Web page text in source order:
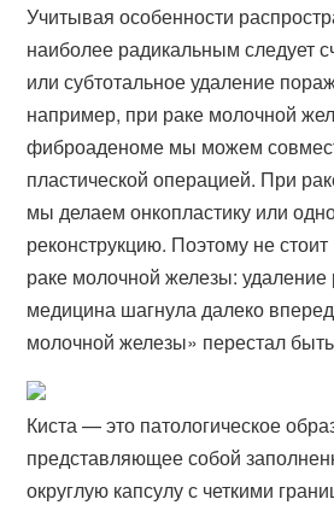
Учитывая особенности
наиболее радикальным следует
или субтотальное удаление
например, при раке молочной
фиброаденоме мы можем
пластической операцией. При
мы делаем онкопластику или
реконструкцию. Поэтому не
раке молочной железы:
медицина шагнула далеко
молочной железы» перестал
Киста — это патологическое
представляющее собой
округлую капсулу с четкими